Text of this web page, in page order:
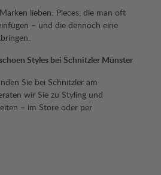
lieben: Pieces, die man oft
– und die dennoch eine
Styles bei Schnitzler Münster
Sie bei Schnitzler am
wir Sie zu Styling und
– im Store oder per